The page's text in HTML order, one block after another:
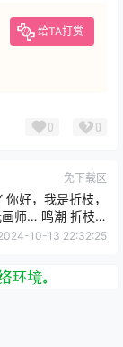
给TA打赏
0 0
免下载区
你好，我是折枝，
师… 鸣潮 折枝@
浅九ninth
10-13 22:32:25